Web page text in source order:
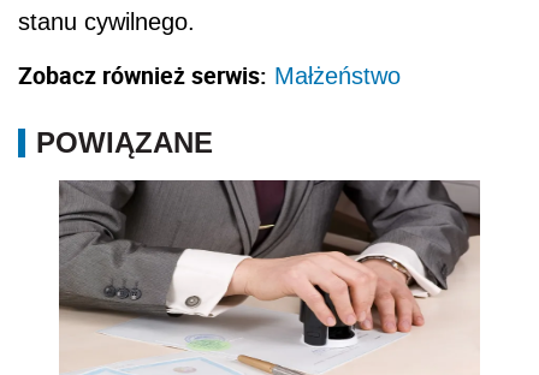
stanu cywilnego.
Zobacz również serwis: Małżeństwo
POWIĄZANE